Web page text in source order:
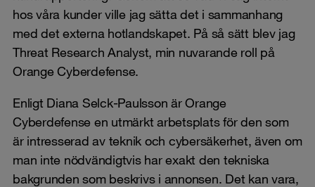
hos våra kunder ville jag sätta det i sammanhang
med det externa hotlandskapet. På så sätt blev jag
Threat Research Analyst, min nuvarande roll på
Orange Cyberdefense.
Enligt Diana Selck-Paulsson är Orange
Cyberdefense en utmärkt arbetsplats för den som
är intresserad av teknik och cybersäkerhet, även om
man inte nödvändigtvis har exakt den tekniska
bakgrunden som beskrivs i annonsen. Det kan vara,